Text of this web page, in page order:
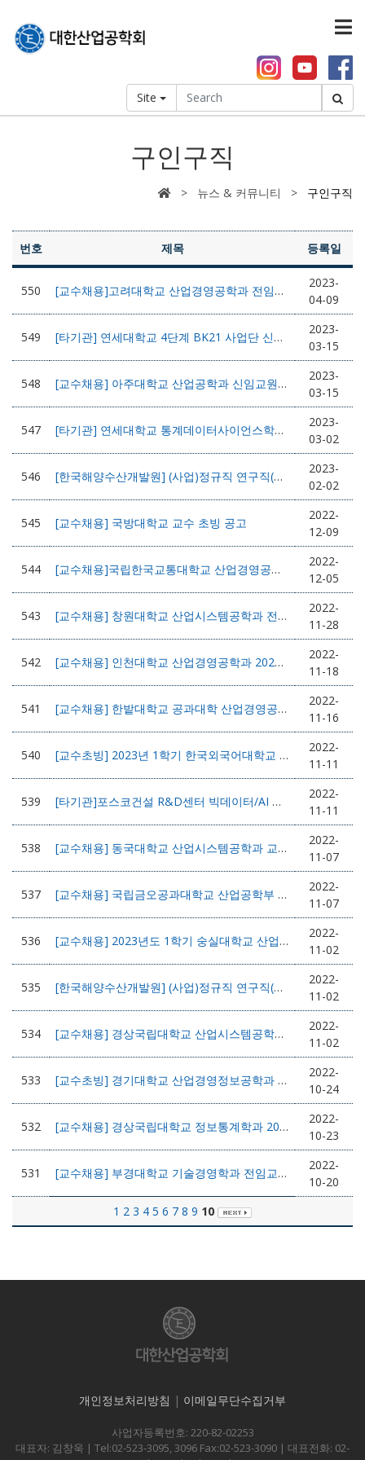
Site
구인구직
> 뉴스 & 커뮤니티 > 구인구직
번호 제목 등록일
550 [교수채용]고려대학교 산업경영공학과 전임교원 초빙
2023-
04-09
549 [타기관] 연세대학교 4단계 BK21 사업단 신진연구인력(Postdoc) 초빙공고
2023-
03-15
548 [교수채용] 아주대학교 산업공학과 신임교원 초빙
2023-
03-15
547 [타기관] 연세대학교 통계데이터사이언스학과 기초연구실 박사 후 연구원 모집 공고
2023-
03-02
546 [한국해양수산개발원] (사업)정규직 연구직(박사) 채용 공고
2023-
02-02
545 [교수채용] 국방대학교 교수 초빙 공고
2022-
12-09
544 [교수채용]국립한국교통대학교 산업경영공학전공 전임교원 초빙 공고
2022-
12-05
543 [교수채용] 창원대학교 산업시스템공학과 전임교원 초빙
2022-
11-28
542 [교수채용] 인천대학교 산업경영공학과 2023학년도 1학기 정년트랙 교수초빙
2022-
11-18
541 [교수채용] 한밭대학교 공과대학 산업경영공학과 전임교원 초빙
2022-
11-16
540 [교수초빙] 2023년 1학기 한국외국어대학교 글로벌캠퍼스 GBT학부 신임교원 초빙
2022-
11-11
539 [타기관]포스코건설 R&D센터 빅데이터/AI 연구직 채용 공고
2022-
11-11
538 [교수채용] 동국대학교 산업시스템공학과 교원 초빙 (경영과학 분야)
2022-
11-07
537 [교수채용] 국립금오공과대학교 산업공학부 전임교원 초빙
2022-
11-07
536 [교수채용] 2023년도 1학기 숭실대학교 산업정보시스템공학과 전임교원 초빙
2022-
11-02
535 [한국해양수산개발원] (사업)정규직 연구직(박사, 석사) 채용
2022-
11-02
534 [교수채용] 경상국립대학교 산업시스템공학부 전임교원공개 초빙
2022-
11-02
533 [교수초빙] 경기대학교 산업경영정보공학과 교수초빙
2022-
10-24
532 [교수채용] 경상국립대학교 정보통계학과 2023학년도 1학기 전임교원 초빙공고
2022-
10-23
531 [교수채용] 부경대학교 기술경영학과 전임교원 채용안내
2022-
10-20
1 2 3 4 5 6 7 8 9 10
개인정보처리방침 | 이메일무단수집거부
사업자등록번호: 220-82-02253
대표자: 김창욱 | Tel:02-523-3095, 3096 Fax:02-523-3090 | 대표전화: 02-